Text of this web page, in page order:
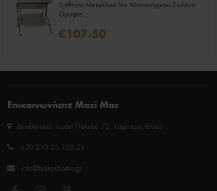
Τριθέσια Μεταλλική Με Μονοκόμματο Σωλήνα
Οροφής
€107.50
Επικοινωνήστε Μαζί Μας
Διευθύνσεις: Κωστή Παλαμά 72, Καματερό, Ελλάς
+30 210 23 108 21
info@tsolkashome.gr